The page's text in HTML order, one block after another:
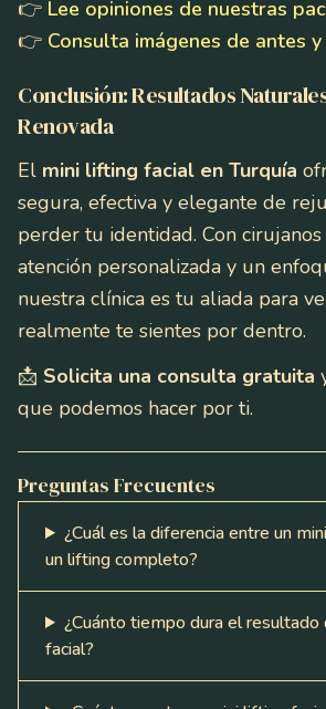
👉 Lee opiniones de nuestras
👉 Consulta imágenes de antes
Conclusión: Resultados
Renovada
El mini lifting facial en Turquía
segura, efectiva y elegante de
perder tu identidad. Con cirujanos
atención personalizada y un
nuestra clínica es tu aliada para
realmente te sientes por dentro.
📩 Solicita una consulta gratuita
que podemos hacer por ti.
Preguntas Frecuentes
¿Cuál es la diferencia entre un
un lifting completo?
¿Cuánto tiempo dura el
facial?